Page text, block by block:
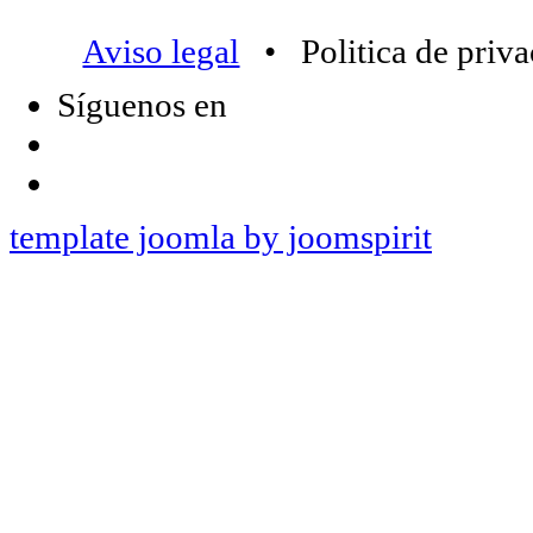
Aviso legal • Politica de
Síguenos en
template joomla by joomspirit